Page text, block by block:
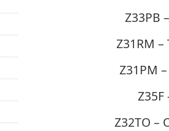
Z33PB
Z31RM
Z31PM
Z35F
Z32TO –